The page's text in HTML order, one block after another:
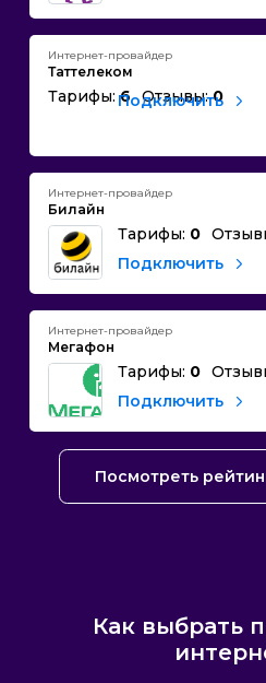
Интернет-провайдер
Таттелеком
Тарифы:6 Отзывы:0
Подключить
Интернет-провайдер
Билайн
Тарифы: 0
Подключить
Интернет-провайдер
Мегафон
Тарифы: 0
Подключить
Посмотреть
Как выбрать